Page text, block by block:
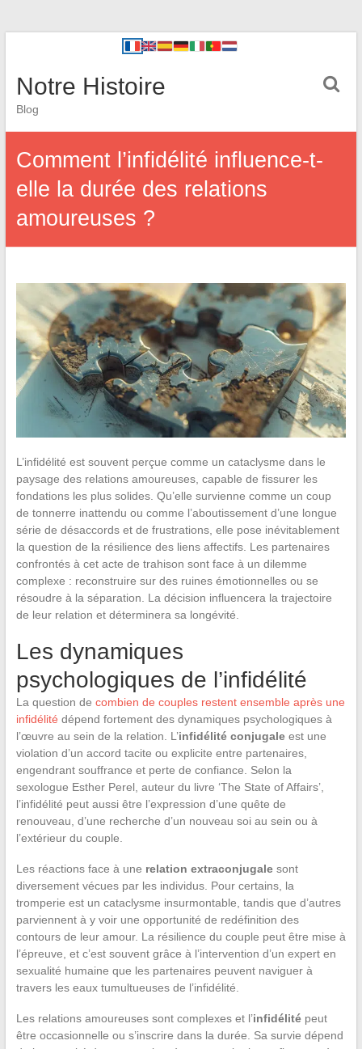
Notre Histoire
Blog
Comment l’infidélité influence-t-
elle la durée des relations
amoureuses ?
L’infidélité est souvent perçue comme un cataclysme dans le
paysage des relations amoureuses, capable de fissurer les
fondations les plus solides. Qu’elle survienne comme un coup
de tonnerre inattendu ou comme l’aboutissement d’une longue
série de désaccords et de frustrations, elle pose inévitablement
la question de la résilience des liens affectifs. Les partenaires
confrontés à cet acte de trahison sont face à un dilemme
complexe : reconstruire sur des ruines émotionnelles ou se
résoudre à la séparation. La décision influencera la trajectoire
de leur relation et déterminera sa longévité.
Les dynamiques
psychologiques de l’infidélité
La question de combien de couples restent ensemble après une
infidélité dépend fortement des dynamiques psychologiques à
l’œuvre au sein de la relation. L’infidélité conjugaleest une
violation d’un accord tacite ou explicite entre partenaires,
engendrant souffrance et perte de confiance. Selon la
sexologue Esther Perel, auteur du livre ‘The State of Affairs’,
l’infidélité peut aussi être l’expression d’une quête de
renouveau, d’une recherche d’un nouveau soi au sein ou à
l’extérieur du couple.
Les réactions face à une relation extraconjugalesont
diversement vécues par les individus. Pour certains, la
tromperie est un cataclysme insurmontable, tandis que d’autres
parviennent à y voir une opportunité de redéfinition des
contours de leur amour. La résilience du couple peut être mise à
l’épreuve, et c’est souvent grâce à l’intervention d’un expert en
sexualité humaine que les partenaires peuvent naviguer à
travers les eaux tumultueuses de l’infidélité.
Les relations amoureuses sont complexes et l’infidélitépeut
être occasionnelle ou s’inscrire dans la durée. Sa survie dépend